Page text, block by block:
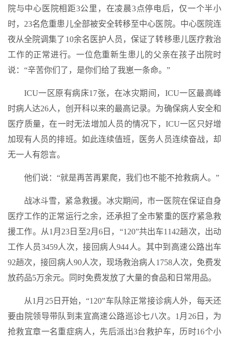
院与中心医院相距3公里，在凌晨3点停电后，仅一个半小
时，23名危重患儿全部被安全转移至中心医院。中心医院连
夜从全院调集了10余名医护人员，保证了转移患儿医疗救治
工作的正常进行。一位危重新生患儿的父亲在孩子出院时
说：“辛苦你们了，是你们给了我崽一条命。”
ICU一区原有病床17张，在冰灾期间，ICU一区最高峰
时病人达26人，创开科以来的最高记录。为确保病人安全和
医疗质量，在一时无法增加人员的情况下，ICU一区只好增
加现有人员的排班。如此连续值班，医务人员连续奋战，却
无一人有怨言。
他们说：“就是再苦再累爬，我们也不能不抢救病人。”
战冰斗雪，紧急救援。冰灾期间，市一医院在保证自身
医疗工作的正常运行之余，还承担了全市繁重的医疗紧急救
援工作。从1月23日至2月6日，“120”共出车1142趟次，出动
工作人员3459人次，接回病人944人。其中到高速公路出车
92趟次，接回病人90人次，现场救治病人1758人次，免费发
放药品5万余元。同时免费发放了大量的食品和日常用品。
从1月25日开始，“120”车队除正常接诊病人外，每天还
要由院领导带队到耒宜高速公路巡诊七八次。1月26日，为
抢救宜章一名重症病人，先后派出3台救护车，历时16个小